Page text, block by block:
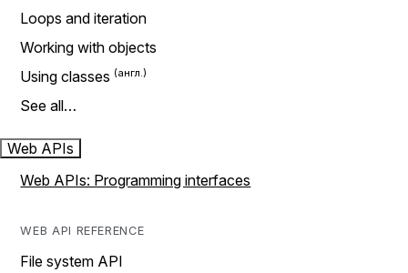
Loops and iteration
Working with objects
Using classes
See all…
Web APIs
Web APIs: Programming interfaces
WEB API REFERENCE
File system API